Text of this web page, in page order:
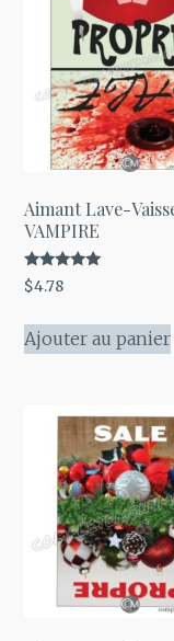
Aimant Lave-
VAMPIRE
Note
5.00
$4.78
Ajouter au panier